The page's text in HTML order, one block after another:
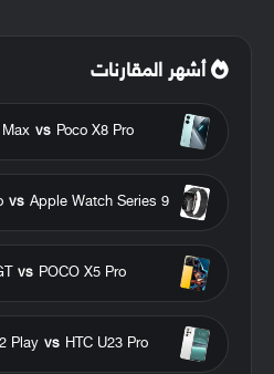
أشهر المقارنات
Poco X8 Pro
vs
Max
Apple Watch Series 9
vs
POCO X5 Pro
vs
HTC U23 Pro
vs
Play